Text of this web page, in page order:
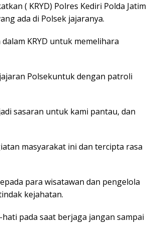
( KRYD) Polres Kediri Polda Jatim
ada di Polsek jajaranya.
KRYD untuk memelihara
Polsekuntuk dengan patroli
sasaran untuk kami pantau, dan
masyarakat ini dan tercipta rasa
para wisatawan dan pengelola
kejahatan.
pada saat berjaga jangan sampai